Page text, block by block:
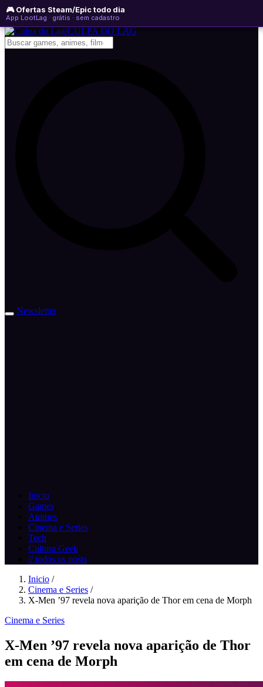
🎮 Ofertas Steam/Epic todo dia
App LootLag · grátis · sem cadastro
domingo, 09 de agosto de 2026 WhatsApp
Newsletter
CULPA DO LAG
Newsletter
Inicio
Games
Animes
Cinema e Series
Tech
Cultura Geek
// todos os posts
Inicio /
Cinema e Series /
X-Men ’97 revela nova aparição de Thor em cena de Morph
Cinema e Series
X-Men ’97 revela nova aparição de Thor
em cena de Morph